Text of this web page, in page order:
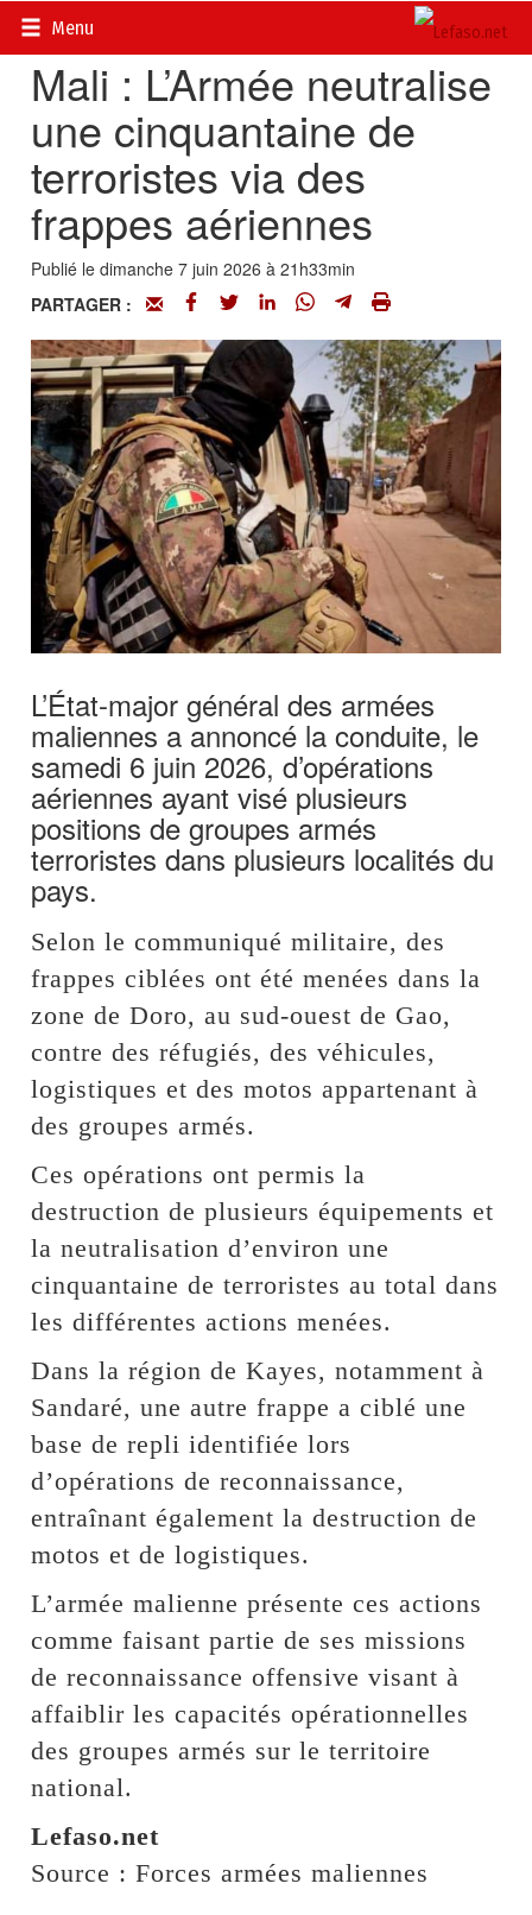
Menu
Accueil>
Mali : L’Armée neutralise
une cinquantaine de
terroristes via des
frappes aériennes
Publié le dimanche 7 juin 2026 à 21h33min
PARTAGER :
L’État-major général des armées
maliennes a annoncé la conduite, le
samedi 6 juin 2026, d’opérations
aériennes ayant visé plusieurs
positions de groupes armés
terroristes dans plusieurs localités du
pays.
Selon le communiqué militaire, des
frappes ciblées ont été menées dans la
zone de Doro, au sud-ouest de Gao,
contre des réfugiés, des véhicules,
logistiques et des motos appartenant à
des groupes armés.
Ces opérations ont permis la
destruction de plusieurs équipements et
la neutralisation d’environ une
cinquantaine de terroristes au total dans
les différentes actions menées.
Dans la région de Kayes, notamment à
Sandaré, une autre frappe a ciblé une
base de repli identifiée lors
d’opérations de reconnaissance,
entraînant également la destruction de
motos et de logistiques.
L’armée malienne présente ces actions
comme faisant partie de ses missions
de reconnaissance offensive visant à
affaiblir les capacités opérationnelles
des groupes armés sur le territoire
national.
Lefaso.net
Source : Forces armées maliennes